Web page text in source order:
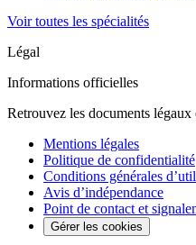
Voir toutes les spécialités
Légal
Informations officielles
Retrouvez les documents
Mentions légales
Politique de confidentialité
Conditions générales
Avis d’indépendance
Point de contact et
Gérer les cookies